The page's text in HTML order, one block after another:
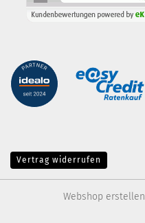
Vertrag widerrufen
Webshop erstellen